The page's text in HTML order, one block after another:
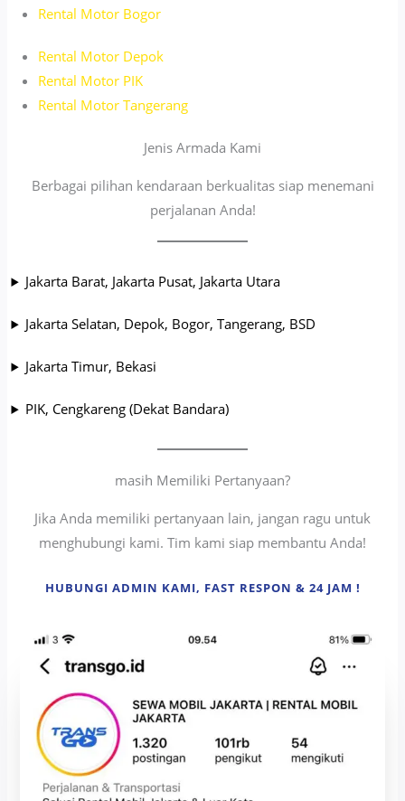
Rental Motor Bogor
Rental Motor Depok
Rental Motor PIK
Rental Motor Tangerang
Jenis Armada Kami
Berbagai pilihan kendaraan berkualitas siap menemani
perjalanan Anda!
Jakarta Barat, Jakarta Pusat, Jakarta Utara
Jakarta Selatan, Depok, Bogor, Tangerang, BSD
Jakarta Timur, Bekasi
PIK, Cengkareng (Dekat Bandara)
masih Memiliki Pertanyaan?
Jika Anda memiliki pertanyaan lain, jangan ragu untuk
menghubungi kami. Tim kami siap membantu Anda!
HUBUNGI ADMIN KAMI, FAST RESPON & 24 JAM !